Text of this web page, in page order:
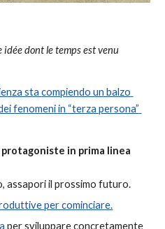
idée dont le temps est venu
sta compiendo un balzo
fenomeni in “terza persona”
in prima linea
assapori il prossimo futuro.
per cominciare.
per sviluppare concretamente